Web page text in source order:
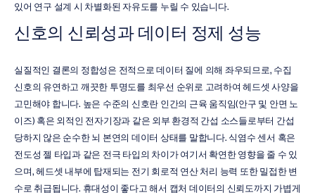
있어 연구 설계 시 차별화된 자유도를 누릴 수 있습니다.
신호의 신뢰성과 데이터 정제 성능
실질적인 결론의 정합성은 전적으로 데이터 질에 의해 좌우되므로, 수집
신호의 유연하고 깨끗한 투명도를 최우선 순위로 고려하여 헤드셋 사양을
고민해야 합니다. 높은 수준의 신호란 인간의 근육 움직임(안구 및 안면 노
이즈) 혹은 외적인 전자기장과 같은 외부 환경적 간섭 소스들로부터 간섭
당하지 않은 순수한 뇌 본연의 데이터 상태를 말합니다. 식염수 센서 혹은
전도성 젤 타입과 같은 전극 타입의 차이가 여기서 확연한 영향을 줄 수 있
으며, 헤드셋 내부에 탑재되는 전기 회로적 연산 처리 능력 또한 밀접한 변
수로 취급됩니다. 휴대성이 좋다고 해서 캡처 데이터의 신뢰도까지 가볍게